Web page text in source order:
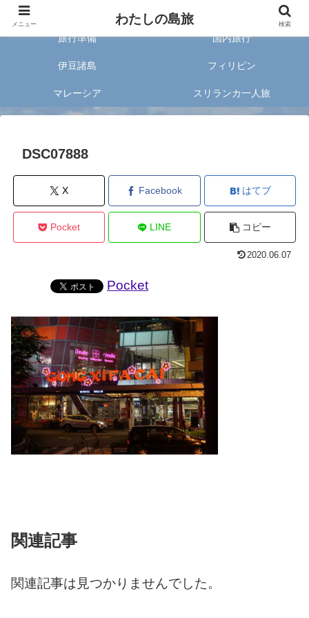
旅好きな20代女子が案内する旅のあれこれ✈︎
旅行準備 国内旅行
伊豆諸島 フィリピン
マレーシア スリランカ一人旅
DSC07888
X Facebook はてブ
Pocket LINE コピー
2020.06.07
Pocket
関連記事
関連記事は見つかりませんでした。
メニュー わたしの島旅 検索